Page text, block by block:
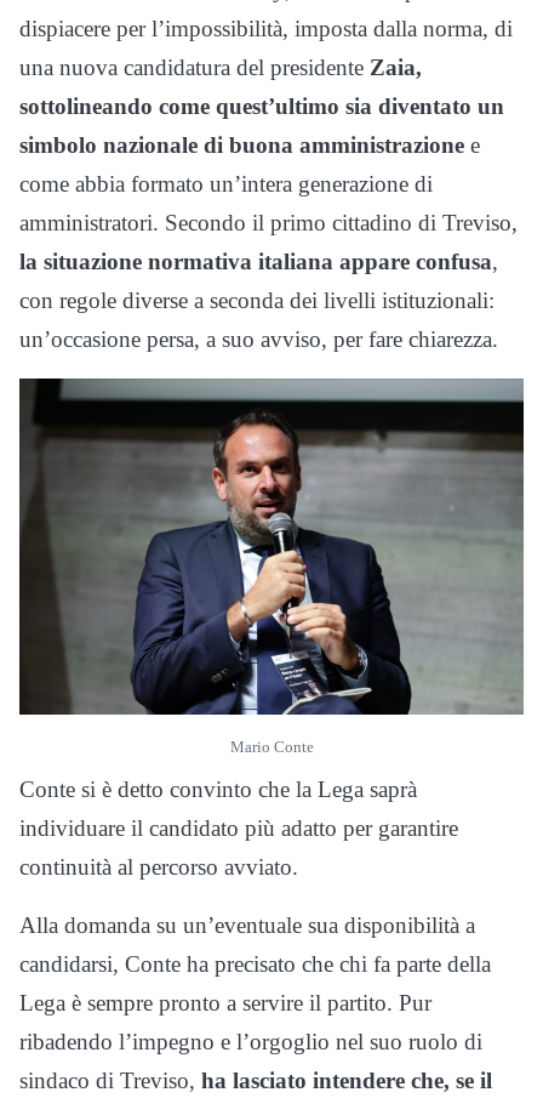
dispiacere per l’impossibilità, imposta dalla norma, di
una nuova candidatura del presidente Zaia,
sottolineando come quest’ultimo sia diventato un
simbolo nazionale di buona amministrazione e
come abbia formato un’intera generazione di
amministratori. Secondo il primo cittadino di Treviso,
la situazione normativa italiana appare confusa,
con regole diverse a seconda dei livelli istituzionali:
un’occasione persa, a suo avviso, per fare chiarezza.
Mario Conte
Conte si è detto convinto che la Lega saprà
individuare il candidato più adatto per garantire
continuità al percorso avviato.
Alla domanda su un’eventuale sua disponibilità a
candidarsi, Conte ha precisato che chi fa parte della
Lega è sempre pronto a servire il partito. Pur
ribadendo l’impegno e l’orgoglio nel suo ruolo di
sindaco di Treviso, ha lasciato intendere che, se il